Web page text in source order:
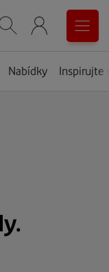
Vyhledávání Menu
Nabídky Inspirujte